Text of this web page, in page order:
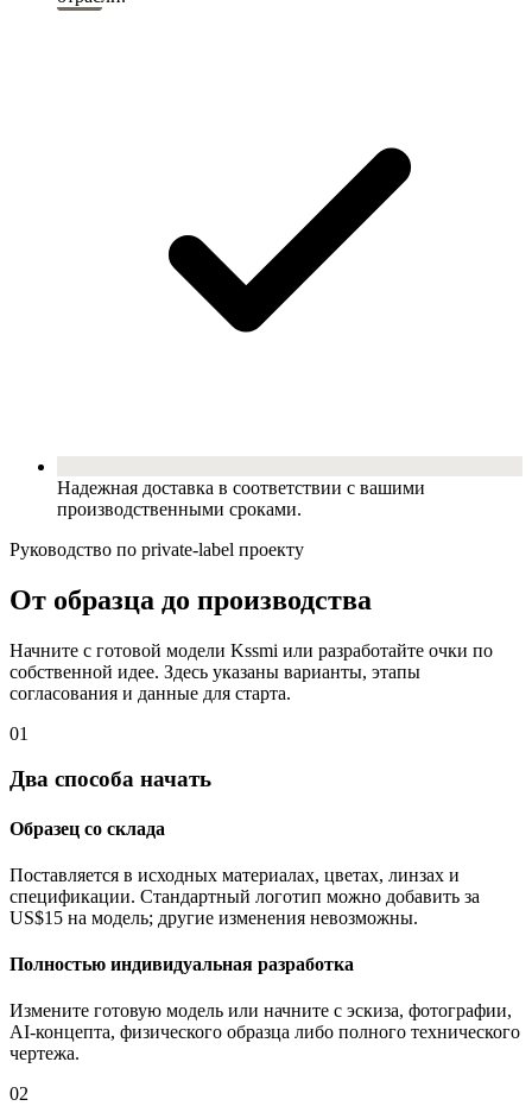
Надежная доставка в соответствии с вашими
производственными сроками.
Руководство по private-label проекту
От образца до производства
Начните с готовой модели Kssmi или разработайте очки по
собственной идее. Здесь указаны варианты, этапы
согласования и данные для старта.
01
Два способа начать
Образец со склада
Поставляется в исходных материалах, цветах, линзах и
спецификации. Стандартный логотип можно добавить за
US$15 на модель; другие изменения невозможны.
Полностью индивидуальная разработка
Измените готовую модель или начните с эскиза, фотографии,
AI-концепта, физического образца либо полного технического
чертежа.
02